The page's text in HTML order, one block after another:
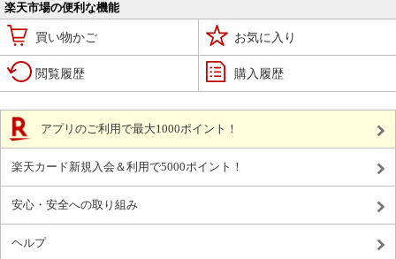
楽天市場の便利な機能
買い物かご お気に入り
閲覧履歴 購入履歴
アプリのご利用で最大1000ポイント！
楽天カード新規入会＆利用で5000ポイント！
安心・安全への取り組み
ヘルプ